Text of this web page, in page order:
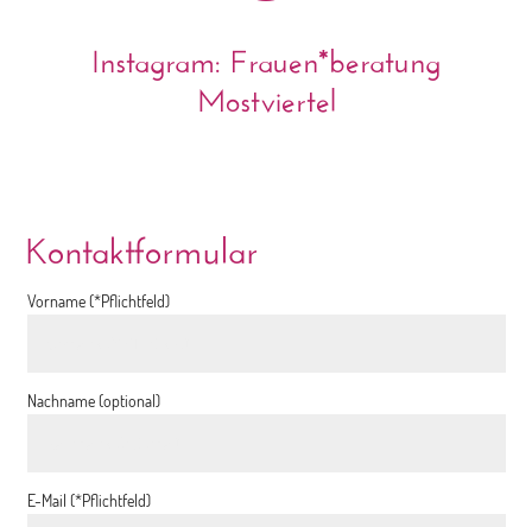
Instagram: Frauen*beratung
Mostviertel
Kontaktformular
Vorname (*Pflichtfeld)
Nachname (optional)
E-Mail (*Pflichtfeld)